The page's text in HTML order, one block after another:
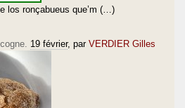
los ronçabueus que’m (…)
19 février, par VERDIER Gilles